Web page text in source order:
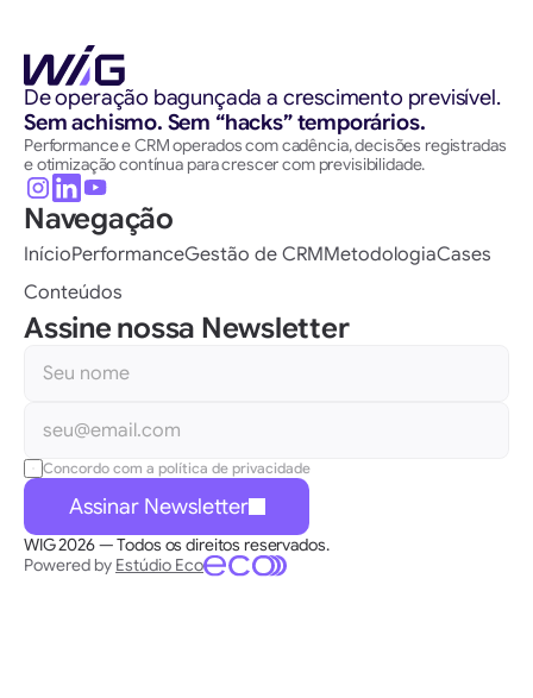
De operação bagunçada a crescimento previsível.
Sem achismo. Sem “hacks” temporários.
Performance e CRM operados com cadência, decisões registradas
e otimização contínua para crescer com previsibilidade.
Navegação
InícioPerformanceGestão de CRMMetodologiaCases
Conteúdos
Assine nossa Newsletter
Concordo com a política de privacidade
Assinar Newsletter
WIG 2026 — Todos os direitos reservados.
Powered by Estúdio Eco